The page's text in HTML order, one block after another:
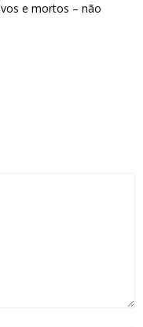
e mortos – não